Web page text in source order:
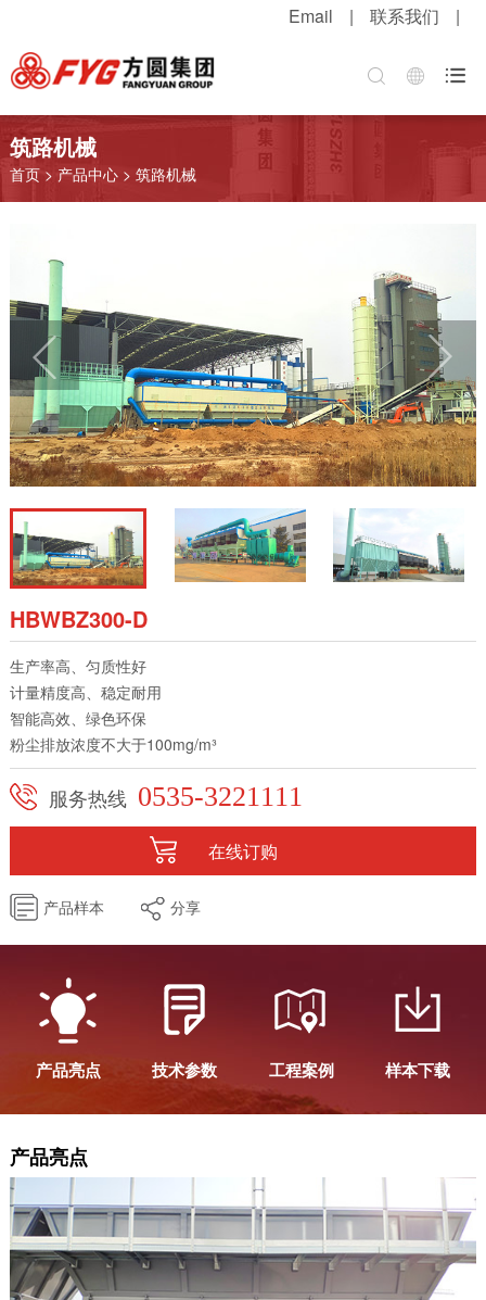
|
联系我们
|
Email

集团介绍
企业文化
发展战略
公司新闻
媒体报道
新品速递
混凝土机械
升降起重机械
环卫机械
粮油酒业
客户服务
配件服务
工程案例
产品维护
行业知识
解决方案
职位招聘
简历投递
福利待遇
联系我们
筑路机械
首页> 产品中心> 筑路机械
HBWBZ300-D
生产率高、匀质性好
计量精度高、稳定耐用
智能高效、绿色环保
粉尘排放浓度不大于100mg/m³
服务热线 0535-3221111
在线订购
产品样本 分享
产品亮点 技术参数 工程案例 样本下载
产品亮点